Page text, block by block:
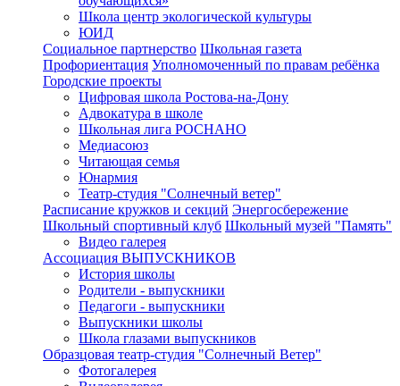
Школа центр экологической культуры
ЮИД
Социальное партнерство Школьная газета
Профориентация Уполномоченный по правам ребёнка
Городские проекты
Цифровая школа Ростова-на-Дону
Адвокатура в школе
Школьная лига РОСНАНО
Медиасоюз
Читающая семья
Юнармия
Театр-студия "Солнечный ветер"
Расписание кружков и секций Энергосбережение
Школьный спортивный клуб Школьный музей "Память"
Видео галерея
Ассоциация ВЫПУСКНИКОВ
История школы
Родители - выпускники
Педагоги - выпускники
Выпускники школы
Школа глазами выпускников
Образцовая театр-студия "Солнечный Ветер"
Фотогалерея